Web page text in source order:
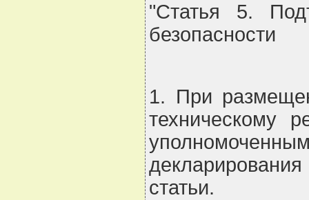
"Статья 5.
безопасности
1. При
техническому
статьи.